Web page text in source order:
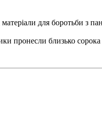
для боротьби з
пронесли близько